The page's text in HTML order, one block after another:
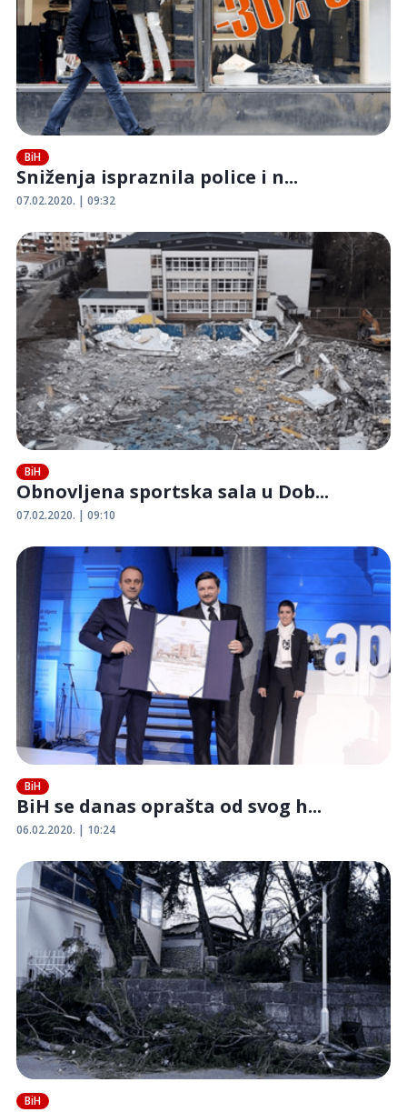
BiH
Sniženja ispraznila police i n...
07.02.2020. | 09:32
BiH
Obnovljena sportska sala u Dob...
07.02.2020. | 09:10
BiH
BiH se danas oprašta od svog h...
06.02.2020. | 10:24
BiH